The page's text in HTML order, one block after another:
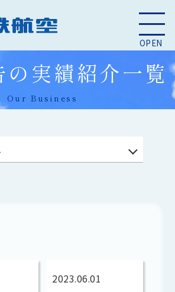
OPEN
の実績紹介一覧
Our Business
2023.06.01